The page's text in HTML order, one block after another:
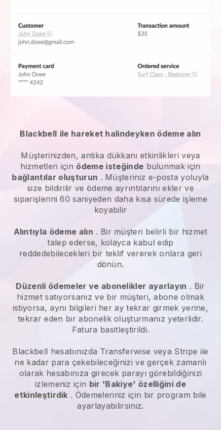
Blackbell ile hareket halindeyken ödeme alın
Müşterinizden,antika dükkanı etkinlikleri veya
hizmetleri için ödeme isteğinde bulunmak için
bağlantılar oluşturun . Müşteriniz e-posta yoluyla
size bildirilir ve ödeme ayrıntılarını ekler ve
siparişlerini 60 saniyeden daha kısa sürede işleme
koyabilir
Alıntıyla ödeme alın . Bir müşteri belirli bir hizmet
talep ederse, kolayca kabul edip
reddedebilecekleri bir teklif vererek onlara geri
dönün.
Düzenli ödemeler ve abonelikler ayarlayın . Bir
hizmet satıyorsanız ve bir müşteri, abone olmak
istiyorsa, aynı bilgileri her ay tekrar girmek yerine,
tekrar eden bir abonelik oluşturmanız yeterlidir.
Fatura basitleştirildi.
Blackbell hesabınızda Transferwise veya Stripe ile
ne kadar para çekebileceğinizi ve gerçek zamanlı
olarak hesabınıza girecek parayı görebildiğinizi
izlemeniz için bir 'Bakiye' özelliğini de
etkinleştirdik . Ödemeleriniz için bir program bile
ayarlayabilirsiniz.